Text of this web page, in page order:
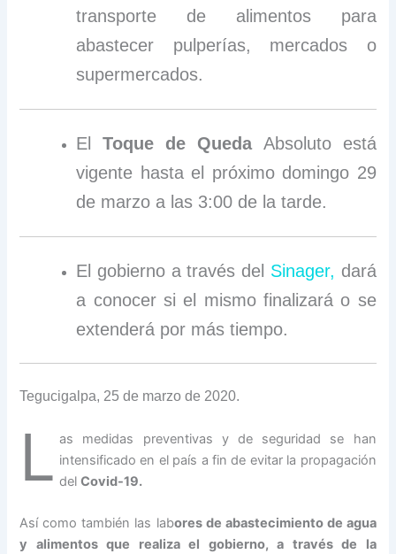
transporte de alimentos para
abastecer pulperías, mercados o
supermercados.
ElToque de QuedaAbsoluto está
vigente hasta el próximo domingo 29
de marzo a las 3:00 de la tarde.
El gobierno a través del Sinager, dará
a conocer si el mismo finalizará o se
extenderá por más tiempo.
Tegucigalpa, 25 de marzo de 2020.
L as medidas preventivas y de seguridad se han
intensificado en el país a fin de evitar la propagación
delCovid-19.
Así como también las labores de abastecimiento de agua
y alimentos que realiza el gobierno, a través de la